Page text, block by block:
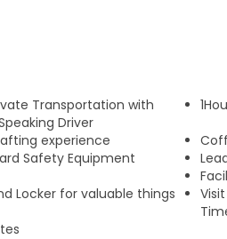
de Ubud
terreno le permiten atravesar
una perspectiva
el rafting
aventura húmeda y salvaje, el
de Bali para practicar
balseros experimentados.
Transportation with
Driver
experience
Safety Equipment
Locker for valuable things